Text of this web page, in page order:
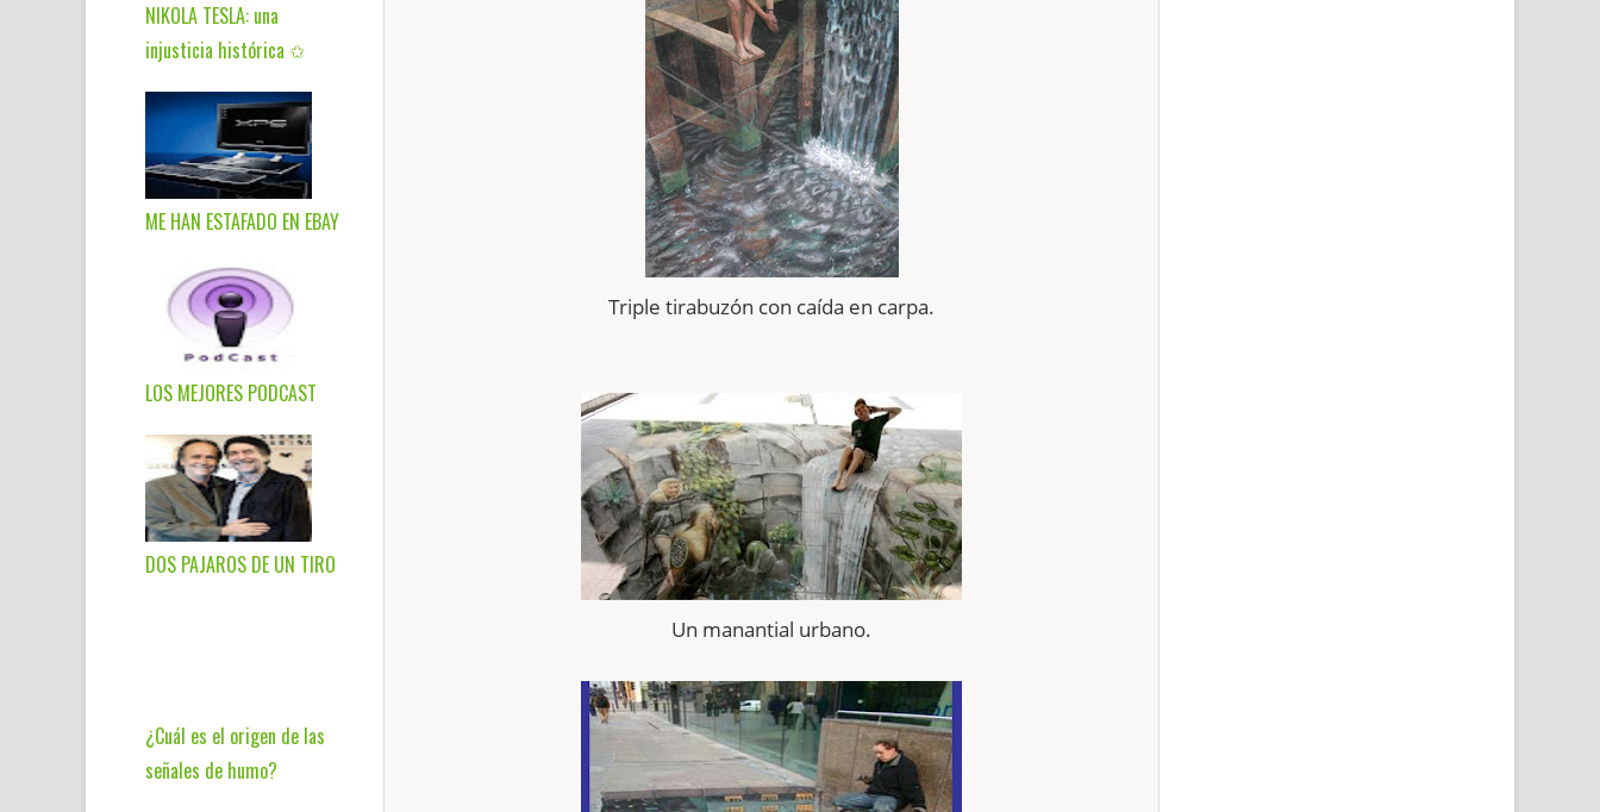
NIKOLA TESLA: una
injusticia histórica ✩
ME HAN ESTAFADO EN EBAY
LOS MEJORES PODCAST
DOS PAJAROS DE UN TIRO
¿Cuál es el origen de las
señales de humo?
Triple tirabuzón con caída en carpa.
Un manantial urbano.